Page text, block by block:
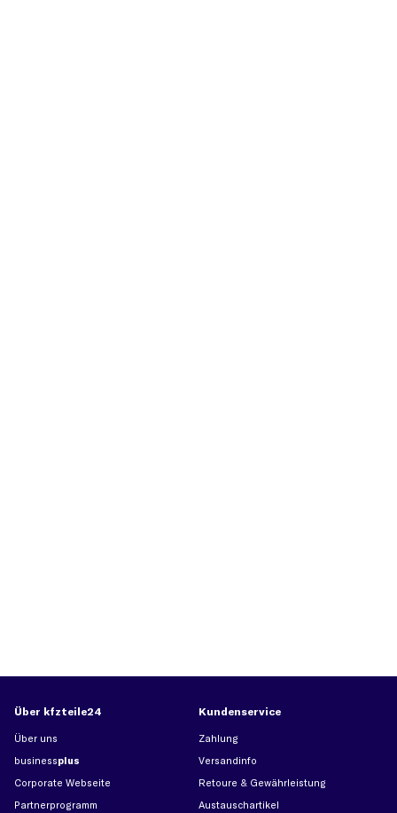
Über kfzteile24
Über uns
businessplus
Corporate Webseite
Partnerprogramm
Kundenservice
Zahlung
Versandinfo
Retoure & Gewährleistung
Austauschartikel